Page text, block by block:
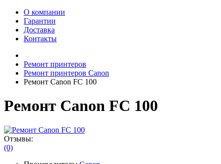
О компании
Гарантии
Доставка
Контакты
Ремонт принтеров
Ремонт принтеров Canon
Ремонт Canon FC 100
Ремонт Canon FC 100
Отзывы:
(0)